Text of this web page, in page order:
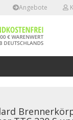
Angebote